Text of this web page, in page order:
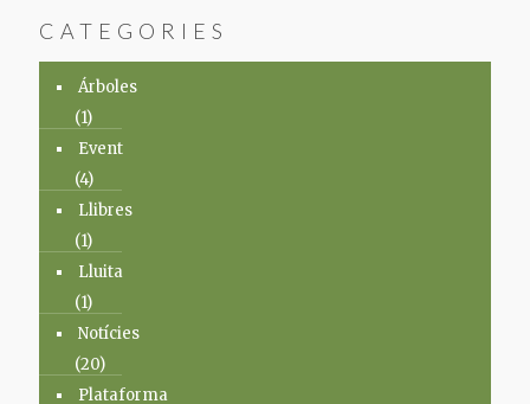
CATEGORIES
Árboles
(1)
Event
(4)
Llibres
(1)
Lluita
(1)
Notícies
(20)
Plataforma